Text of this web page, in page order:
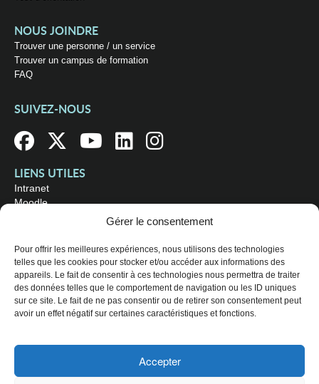
Gérer le consentement
Pour offrir les meilleures expériences, nous utilisons des technologies
telles que les cookies pour stocker et/ou accéder aux informations des
appareils. Le fait de consentir à ces technologies nous permettra de traiter
des données telles que le comportement de navigation ou les ID uniques
sur ce site. Le fait de ne pas consentir ou de retirer son consentement peut
avoir un effet négatif sur certaines caractéristiques et fonctions.
Accepter
NOUS JOINDRE
Trouver une personne / un service
Trouver un campus de formation
FAQ
SUIVEZ-NOUS
LIENS UTILES
Intranet
Moodle
OÙ NOUS TROUVER
Campus principal
3800, rue Sherbrooke Est
Montréal (Québec) H1X 2A2
Consultez lesheures d'ouverture
© 2026 Collège de Maisonneuve. Tous droits réservés.